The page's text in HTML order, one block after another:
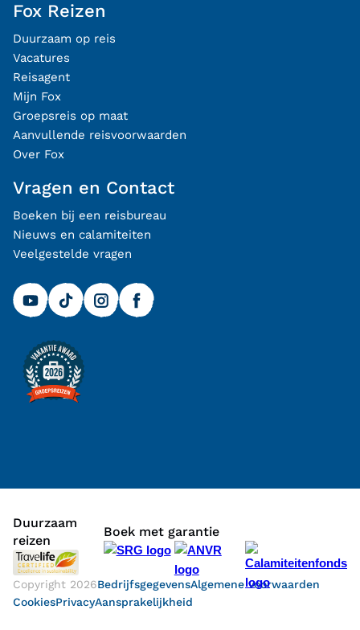
Fox Reizen
Duurzaam op reis
Vacatures
Reisagent
Mijn Fox
Groepsreis op maat
Aanvullende reisvoorwaarden
Over Fox
Vragen en Contact
Boeken bij een reisbureau
Nieuws en calamiteiten
Veelgestelde vragen
Copyright 2026BedrijfsgegevensAlgemene voorwaarden
CookiesPrivacyAansprakelijkheid
Duurzaam
reizen
Boek met garantie